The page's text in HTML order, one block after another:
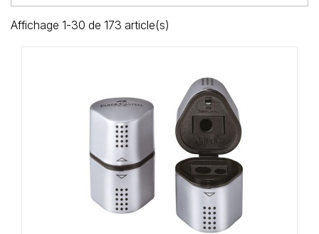
Affichage 1-30 de 173 article(s)